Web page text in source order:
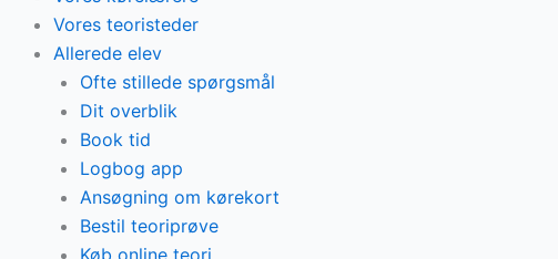
Vores teoristeder
Allerede elev
Ofte stillede spørgsmål
Dit overblik
Book tid
Logbog app
Ansøgning om kørekort
Bestil teoriprøve
Køb online teori